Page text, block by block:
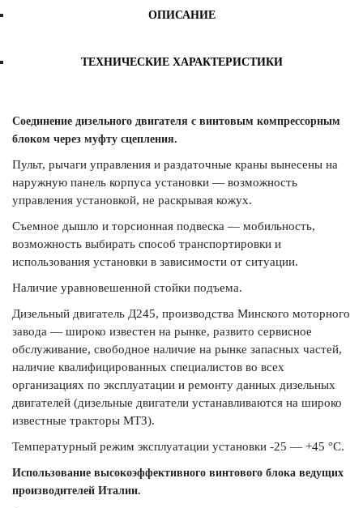
ОПИСАНИЕ
ТЕХНИЧЕСКИЕ ХАРАКТЕРИСТИКИ
Соединение дизельного двигателя с винтовым компрессорным
блоком через муфту сцепления.
Пульт, рычаги управления и раздаточные краны вынесены на
наружную панель корпуса установки — возможность
управления установкой, не раскрывая кожух.
Съемное дышло и торсионная подвеска — мобильность,
возможность выбирать способ транспортировки и
использования установки в зависимости от ситуации.
Наличие уравновешенной стойки подъема.
Дизельный двигатель Д245, производства Минского моторного
завода — широко известен на рынке, развито сервисное
обслуживание, свободное наличие на рынке запасных частей,
наличие квалифицированных специалистов во всех
организациях по эксплуатации и ремонту данных дизельных
двигателей (дизельные двигатели устанавливаются на широко
известные тракторы МТЗ).
Температурный режим эксплуатации установки -25 — +45 °C.
Использование высокоэффективного винтового блока ведущих
производителей Италии.